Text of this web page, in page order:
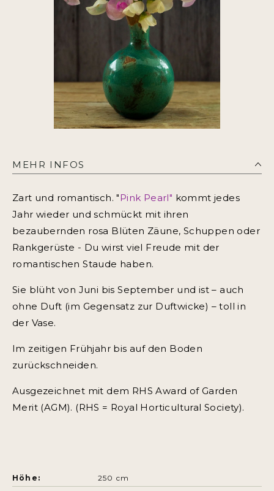
MEHR INFOS
Zart und romantisch. "Pink Pearl" kommt jedes
Jahr wieder und schmückt mit ihren
bezaubernden rosa Blüten Zäune, Schuppen oder
Rankgerüste - Du wirst viel Freude mit der
romantischen Staude haben.
Sie blüht von Juni bis September und ist – auch
ohne Duft (im Gegensatz zur Duftwicke) – toll in
der Vase.
Im zeitigen Frühjahr bis auf den Boden
zurückschneiden.
Ausgezeichnet mit dem RHS Award of Garden
Merit (AGM). (RHS = Royal Horticultural Society).
Höhe: 250 cm